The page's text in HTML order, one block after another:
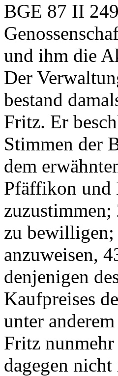
BGE 87 II
und ihm die
Der
bestand
Fritz. Er
Stimmen der
dem
Pfäffikon und
zu bewilligen;
anzuweisen,
denjenigen
Kaufpreises
unter
Fritz
dagegen